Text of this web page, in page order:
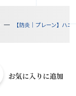
【防炎｜プレーン】ハ
お気に入りに追加